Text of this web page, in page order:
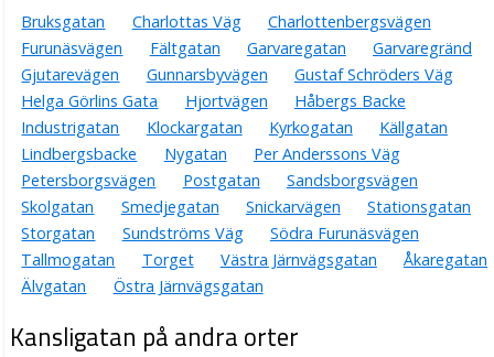
Bruksgatan Charlottas Väg
Charlottenbergsvägen
Furunäsvägen
Fältgatan Garvaregatan
Garvaregränd
Gjutarevägen
Gunnarsbyvägen
Gustaf Schröders Väg
Helga Görlins Gata
Hjortvägen
Håbergs Backe
Industrigatan
Klockargatan Kyrkogatan
Källgatan
Lindbergsbacke
Nygatan
Per Anderssons Väg
Petersborgsvägen
Postgatan
Sandsborgsvägen
Skolgatan
Smedjegatan Snickarvägen
Stationsgatan
Storgatan
Sundströms Väg
Södra Furunäsvägen
Tallmogatan
Torget Västra Järnvägsgatan
Åkaregatan
Älvgatan
Östra Järnvägsgatan
Kansligatan på andra orter